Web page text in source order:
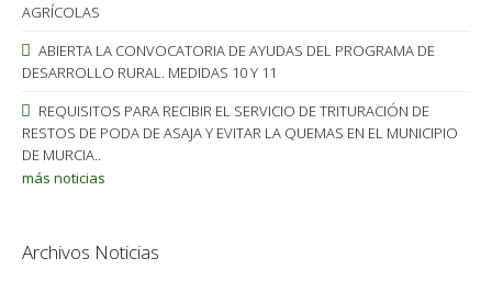
AGRÍCOLAS
ABIERTA LA CONVOCATORIA DE AYUDAS DEL PROGRAMA DE
DESARROLLO RURAL. MEDIDAS 10 Y 11
REQUISITOS PARA RECIBIR EL SERVICIO DE TRITURACIÓN DE
RESTOS DE PODA DE ASAJA Y EVITAR LA QUEMAS EN EL MUNICIPIO
DE MURCIA..
más noticias
Archivos Noticias